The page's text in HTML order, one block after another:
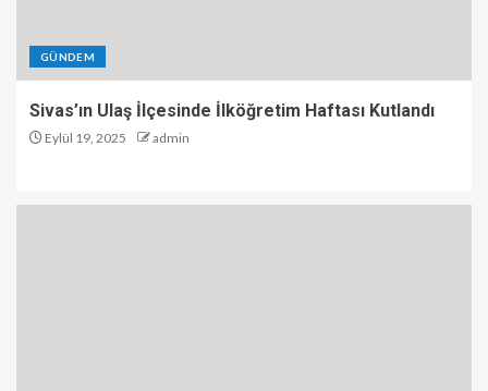
GÜNDEM
Sivas’ın Ulaş İlçesinde İlköğretim Haftası Kutlandı
Eylül 19, 2025 admin